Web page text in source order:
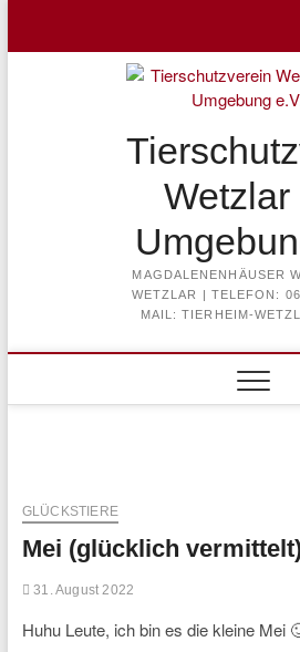
content
Wetzlar
MAGDALENENHÄUSER
WETZLAR | TELEFON:
MAIL: TIERHEIM-
GLÜCKSTIERE
Mei (glücklich
31. August 2022
Huhu Leute, ich bin es die kleine Mei